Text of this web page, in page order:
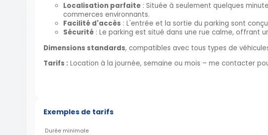
Localisation parfaite : Située à seulement quelques
commerces environnants.
Facilité d'accès : L'entrée et la sortie du parking sont
Sécurité : Le parking est situé dans une rue calme, offrant
Dimensions standards, compatibles avec tous types de
Tarifs : Location à la journée, semaine ou mois – me contacter
Exemples de tarifs
Durée minimale